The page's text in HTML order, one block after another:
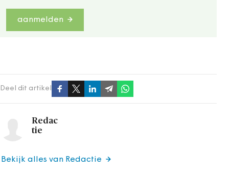
aanmelden
Deel dit artikel
Redac
tie
Bekijk alles van Redactie